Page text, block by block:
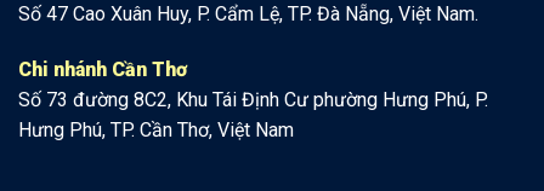
Số 47 Cao Xuân Huy, P. Cẩm Lệ, TP. Đà Nẵng, Việt Nam.
Chi nhánh Cần Thơ
Số 73 đường 8C2, Khu Tái Định Cư phường Hưng Phú, P.
Hưng Phú, TP. Cần Thơ, Việt Nam